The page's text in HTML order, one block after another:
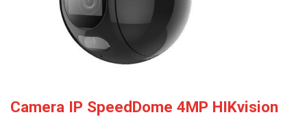
Camera IP SpeedDome 4MP HIKvision